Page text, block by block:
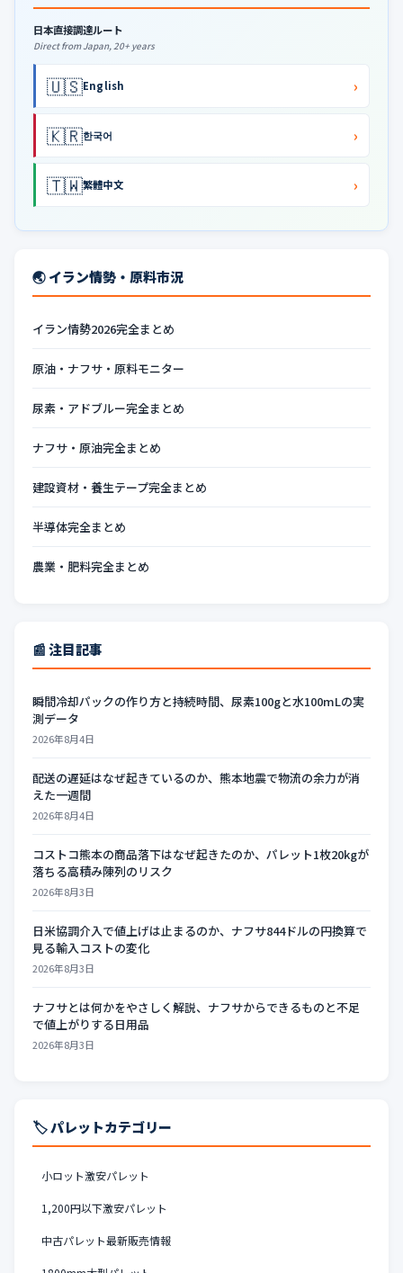
日本直接調達ルート
Direct from Japan, 20+ years
🇺🇸English ›
🇰🇷한국어 ›
🇹🇼繁體中文 ›
🌏 イラン情勢・原料市況
イラン情勢2026完全まとめ
原油・ナフサ・原料モニター
尿素・アドブルー完全まとめ
ナフサ・原油完全まとめ
建設資材・養生テープ完全まとめ
半導体完全まとめ
農業・肥料完全まとめ
📰 注目記事
瞬間冷却パックの作り方と持続時間、尿素100gと水100mLの実
測データ
2026年8月4日
配送の遅延はなぜ起きているのか、熊本地震で物流の余力が消
えた一週間
2026年8月4日
コストコ熊本の商品落下はなぜ起きたのか、パレット1枚20kgが
落ちる高積み陳列のリスク
2026年8月3日
日米協調介入で値上げは止まるのか、ナフサ844ドルの円換算で
見る輸入コストの変化
2026年8月3日
ナフサとは何かをやさしく解説、ナフサからできるものと不足
で値上がりする日用品
2026年8月3日
🏷️ パレットカテゴリー
小ロット激安パレット
1,200円以下激安パレット
中古パレット最新販売情報